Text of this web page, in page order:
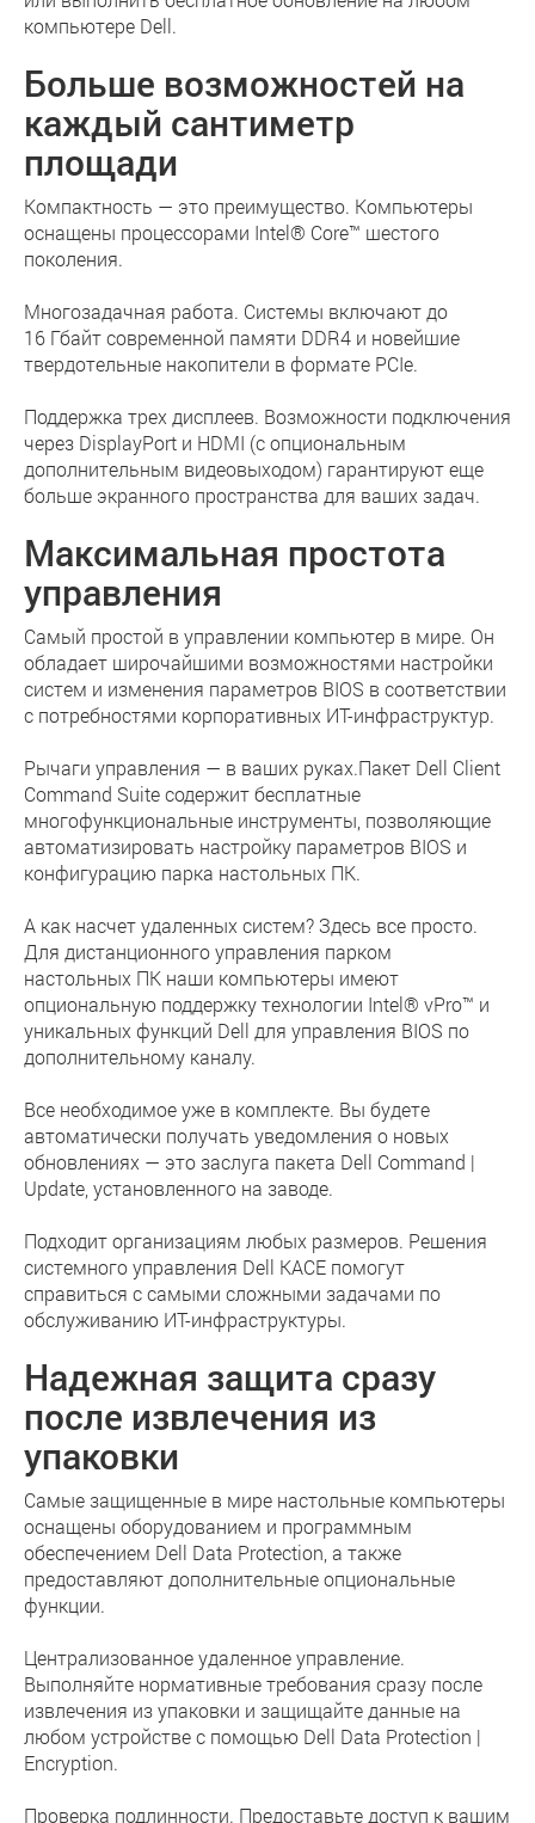
компьютере Dell.
Больше возможностей на
каждый сантиметр
площади
Компактность — это преимущество. Компьютеры
оснащены процессорами Intel® Core™ шестого
поколения.
Многозадачная работа. Системы включают до
16 Гбайт современной памяти DDR4 и новейшие
твердотельные накопители в формате PCIe.
Поддержка трех дисплеев. Возможности подключения
через DisplayPort и HDMI (с опциональным
дополнительным видеовыходом) гарантируют еще
больше экранного пространства для ваших задач.
Максимальная простота
управления
Самый простой в управлении компьютер в мире. Он
обладает широчайшими возможностями настройки
систем и изменения параметров BIOS в соответствии
с потребностями корпоративных ИТ-инфраструктур.
Рычаги управления — в ваших руках.Пакет Dell Client
Command Suite содержит бесплатные
многофункциональные инструменты, позволяющие
автоматизировать настройку параметров BIOS и
конфигурацию парка настольных ПК.
А как насчет удаленных систем? Здесь все просто.
Для дистанционного управления парком
настольных ПК наши компьютеры имеют
опциональную поддержку технологии Intel® vPro™ и
уникальных функций Dell для управления BIOS по
дополнительному каналу.
Все необходимое уже в комплекте. Вы будете
автоматически получать уведомления о новых
обновлениях — это заслуга пакета Dell Command |
Update, установленного на заводе.
Подходит организациям любых размеров. Решения
системного управления Dell KACE помогут
справиться с самыми сложными задачами по
обслуживанию ИТ-инфраструктуры.
Надежная защита сразу
после извлечения из
упаковки
Самые защищенные в мире настольные компьютеры
оснащены оборудованием и программным
обеспечением Dell Data Protection, а также
предоставляют дополнительные опциональные
функции.
Централизованное удаленное управление.
Выполняйте нормативные требования сразу после
извлечения из упаковки и защищайте данные на
любом устройстве с помощью Dell Data Protection |
Encryption.
Проверка подлинности. Предоставьте доступ к вашим